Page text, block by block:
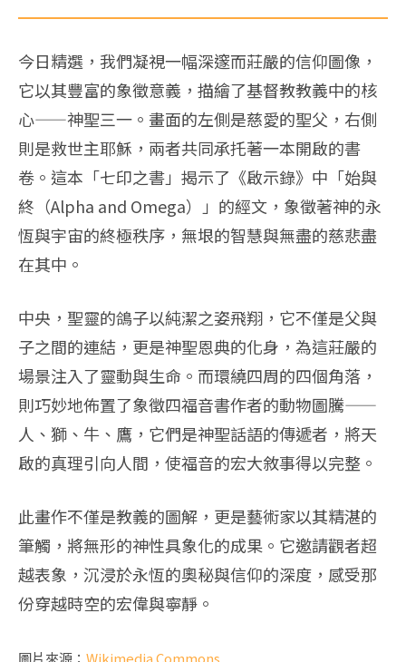
今日精選，我們凝視一幅深邃而莊嚴的信仰圖像，
它以其豐富的象徵意義，描繪了基督教教義中的核
心——神聖三一。畫面的左側是慈愛的聖父，右側
則是救世主耶穌，兩者共同承托著一本開啟的書
卷。這本「七印之書」揭示了《啟示錄》中「始與
終（Alpha and Omega）」的經文，象徵著神的永
恆與宇宙的終極秩序，無垠的智慧與無盡的慈悲盡
在其中。
中央，聖靈的鴿子以純潔之姿飛翔，它不僅是父與
子之間的連結，更是神聖恩典的化身，為這莊嚴的
場景注入了靈動與生命。而環繞四周的四個角落，
則巧妙地佈置了象徵四福音書作者的動物圖騰——
人、獅、牛、鷹，它們是神聖話語的傳遞者，將天
啟的真理引向人間，使福音的宏大敘事得以完整。
此畫作不僅是教義的圖解，更是藝術家以其精湛的
筆觸，將無形的神性具象化的成果。它邀請觀者超
越表象，沉浸於永恆的奧秘與信仰的深度，感受那
份穿越時空的宏偉與寧靜。
圖片來源： Wikimedia Commons